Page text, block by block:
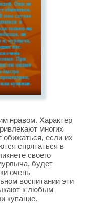
нравом. Характер
многих
если их
спрятаться в
своего
будет
очень
воспитании эти
к любым
купание.